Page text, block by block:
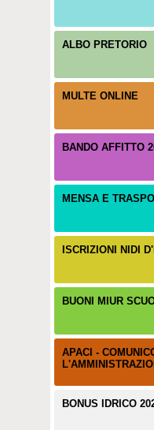
ALBO PRETORIO
MULTE ONLINE
BANDO AFFITTO
MENSA E
ISCRIZIONI NIDI
BUONI MIUR
APACI -
BONUS IDRICO